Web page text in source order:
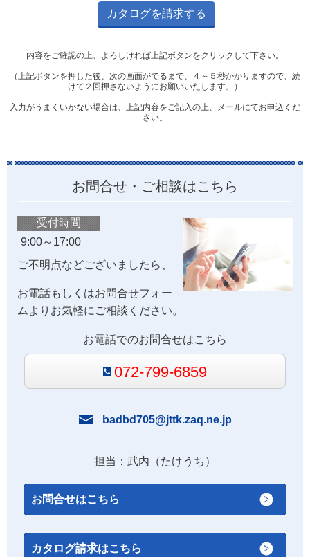
内容をご確認の上、よろしければ上記ボタンをクリックして下さい。
（上記ボタンを押した後、次の画面がでるまで、４～５秒かかりますので、続
けて２回押さないようにお願いいたします。）
入力がうまくいかない場合は、上記内容をご記入の上、メールにてお申込くだ
さい。
お問合せ・ご相談はこちら
受付時間
9:00～17:00
ご不明点などございましたら、
お電話もしくはお問合せフォー
ムよりお気軽にご相談ください。
お電話でのお問合せはこちら
072-799-6859
badbd705@jttk.zaq.ne.jp
担当：武内（たけうち）
お問合せはこちら
カタログ請求はこちら